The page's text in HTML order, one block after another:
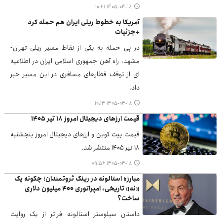
۱۴۰۵-۰۴-۱۸ ۱۰:۲۱
آمریکا به خطوط ریلی ایران هم حمله کرد
+جزئیات
در پی حمله به یکی از نقاط مسیر ریلی تهران-
مشهد، راه آهن جمهوری اسلامی ایران در اطلاعیه
ای از توقف قطارهای مسافری در این مسیر خبر
داد.
۱۴۰۵-۰۴-۱۸ ۱۰:۱۳
قیمت ارزهای دیجیتال امروز ۱۸ تیر ۱۴۰۵
قیمت بیت کوین و ارزهای دیجیتال امروز پنجشنبه
۱۸ تیر ۱۴۰۵ منتشر شد.
۱۴۰۵-۰۴-۱۸ ۰۹:۵۶
مبارزه استالونه در رینگ ثروتمندان؛ چگونه یک
«نه» تاریخی، امپراتوری ۴۰۰ میلیون دلاری
ساخت؟
داستان سیلوستر استالونه فراتر از یک روایت